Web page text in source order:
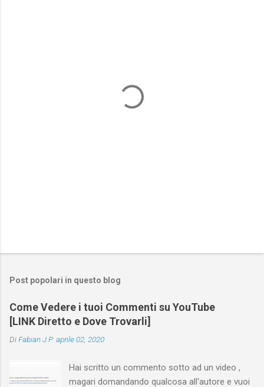
Post popolari in questo blog
Come Vedere i tuoi Commenti su YouTube
[LINK Diretto e Dove Trovarli]
DiFabian J.P. aprile 02, 2020
Hai scritto un commento sotto ad un video ,
magari domandando qualcosa all'autore e vuoi